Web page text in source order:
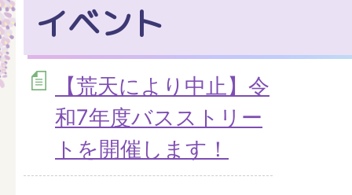
イベント
【荒天により中止】令
和7年度バスストリー
トを開催します！